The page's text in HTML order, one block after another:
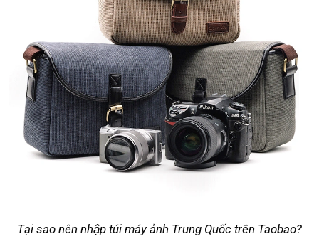
Tại sao nên nhập túi máy ảnh Trung Quốc trên Taobao?